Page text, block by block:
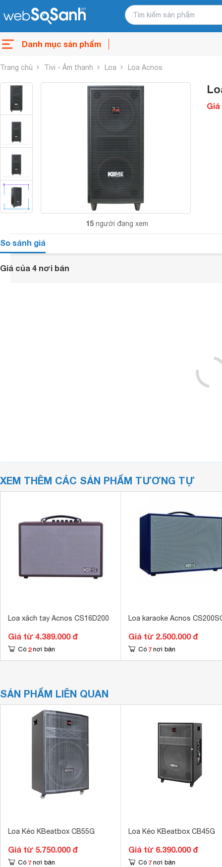
Danh mục sản phẩm
Trang chủ Tivi - Âm thanh Loa Loa Acnos
15 người đang xem
Giá
So sánh giá
Giá của 4 nơi bán
XEM THÊM CÁC SẢN PHẨM TƯƠNG TỰ
Loa xách tay Acnos CS16D200
Giá từ 4.389.000 đ
Có 2 nơi bán
Loa karaoke Acnos
Giá từ 2.500.000 đ
Có 7 nơi bán
SẢN PHẨM LIÊN QUAN
Loa Kéo KBeatbox CB55G
Giá từ 5.750.000 đ
Có 7 nơi bán
Loa Kéo KBeatbox CB45G
Giá từ 6.390.000 đ
Có 7 nơi bán